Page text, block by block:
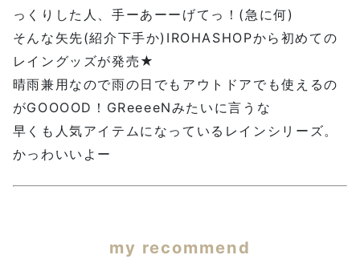
っくりした人、手ーあーーげてっ！(急に何)
そんな矢先(紹介下手か)IROHASHOPから初めての
レイングッズが発売★
晴雨兼用なので雨の日でもアウトドアでも使えるの
がGOOOOD！GReeeeNみたいに言うな
早くも人気アイテムになっているレインシリーズ。
かっわいいよー
my recommend